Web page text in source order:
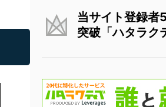
当サイト登録
突破「ハタラク